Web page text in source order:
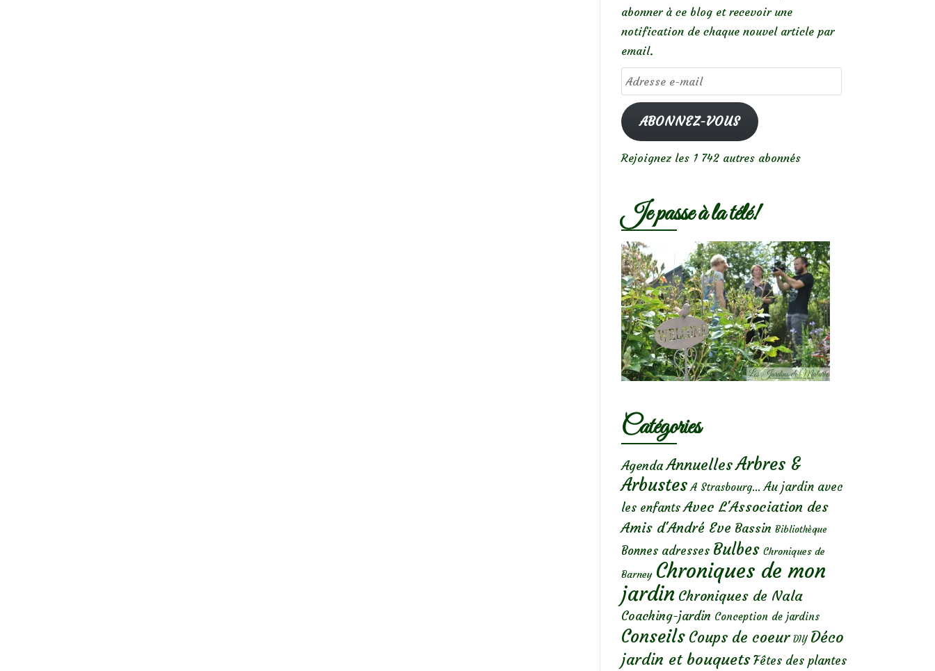
abonner à ce blog et recevoir une
notification de chaque nouvel article par
email.
Adresse
e-
mailABONNEZ-VOUS
Rejoignez les 1 742 autres abonnés
Je passe à la télé!
Catégories
Agenda AnnuellesArbres &
Arbustes A Strasbourg... Au jardin avec
les enfants Avec L'Association des
Amis d'André Eve Bassin Bibliothèque
Bonnes adresses Bulbes Chroniques de
Barney Chroniques de mon
jardin Chroniques de Nala
Coaching-jardin Conception de jardins
Conseils Coups de coeur DIY Déco
jardin et bouquets Fêtes des plantes